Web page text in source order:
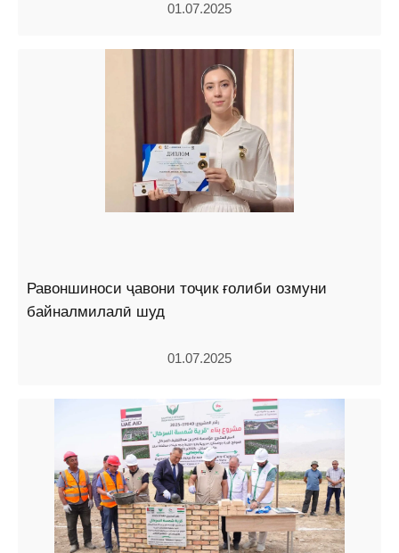
01.07.2025
Равоншиноси ҷавони тоҷик ғолиби озмуни
байналмилалӣ шуд
01.07.2025